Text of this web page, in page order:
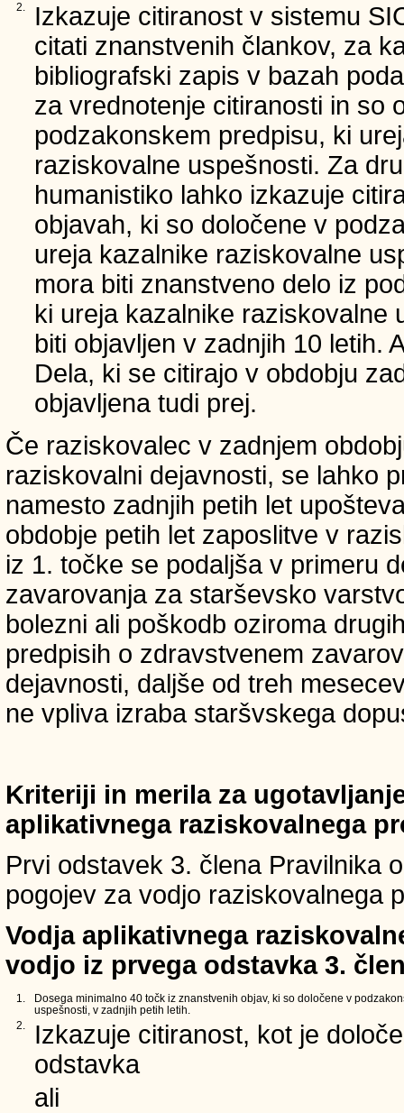
2.
Izkazuje citiranost v sistemu
citati znanstvenih člankov, za
bibliografski zapis v bazah
za vrednotenje citiranosti in so
podzakonskem predpisu, ki
raziskovalne uspešnosti. Za
humanistiko lahko izkazuje
objavah, ki so določene v
ureja kazalnike raziskovalne
mora biti znanstveno delo iz
ki ureja kazalnike raziskovalne
biti objavljen v zadnjih 10 letih.
Dela, ki se citirajo v obdobju
objavljena tudi prej.
Če raziskovalec v zadnjem
raziskovalni dejavnosti, se lahko
namesto zadnjih petih let
obdobje petih let zaposlitve v
iz 1. točke se podaljša v primeru
zavarovanja za starševsko
bolezni ali poškodb oziroma
predpisih o zdravstvenem
dejavnosti, daljše od treh
ne vpliva izraba staršvskega
Kriteriji in merila za
aplikativnega raziskovalnega
Prvi odstavek 3. člena Pravilnika
pogojev za vodjo raziskovalnega
Vodja aplikativnega
vodjo iz prvega odstavka 3.
1.
Dosega minimalno 40 točk iz znanstvenih objav, ki so določene v
uspešnosti, v zadnjih petih letih.
2.
Izkazuje citiranost, kot je
odstavka
ali